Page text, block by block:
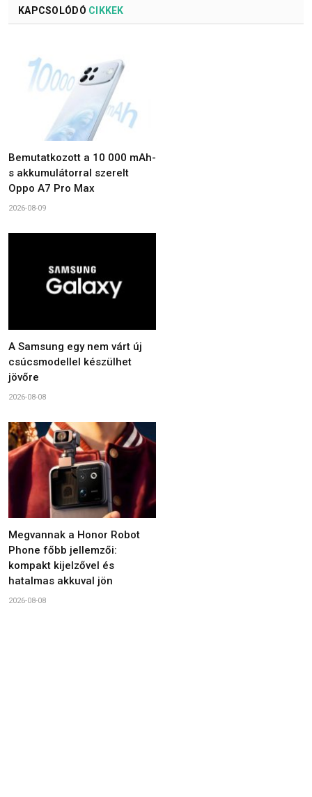
KAPCSOLÓDÓ CIKKEK
Bemutatkozott a 10 000 mAh-
s akkumulátorral szerelt
Oppo A7 Pro Max
2026-08-09
A Samsung egy nem várt új
csúcsmodellel készülhet
jövőre
2026-08-08
Megvannak a Honor Robot
Phone főbb jellemzői:
kompakt kijelzővel és
hatalmas akkuval jön
2026-08-08